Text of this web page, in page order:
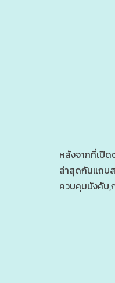
หลังจากที่เปิด
ล่าสุดกันแถบส
ควบคุมบังคับ,